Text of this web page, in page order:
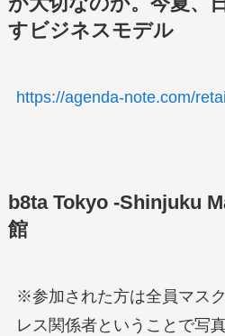
すビジネスモデル
https://agenda-note.com/
b8ta Tokyo -Shinjuku
館
※参加された方は全員マス
レス関係者ということで写